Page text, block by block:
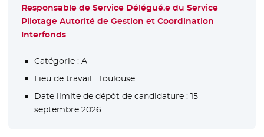
Responsable de Service Délégué.e du Service
Pilotage Autorité de Gestion et Coordination
Interfonds
Catégorie : A
Lieu de travail : Toulouse
Date limite de dépôt de candidature : 15
septembre 2026